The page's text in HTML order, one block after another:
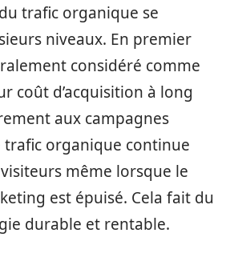
trafic organique se
niveaux. En premier
considéré comme
coût d’acquisition à long
aux campagnes
trafic organique continue
même lorsque le
est épuisé. Cela fait du
durable et rentable.